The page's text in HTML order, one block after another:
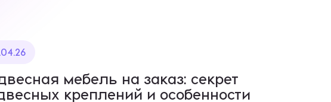
мебель на заказ: секрет
креплений и особенности